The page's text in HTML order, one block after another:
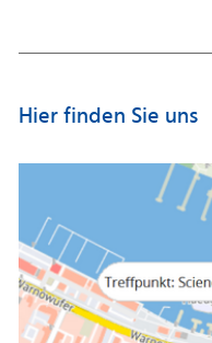
Hier finden Sie uns